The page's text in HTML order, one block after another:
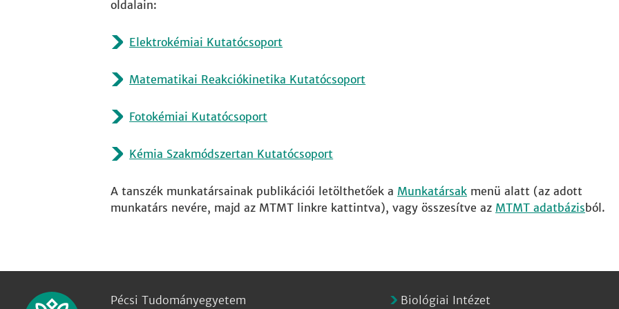
oldalain:
Elektrokémiai Kutatócsoport
Matematikai Reakciókinetika Kutatócsoport
Fotokémiai Kutatócsoport
Kémia Szakmódszertan Kutatócsoport
A tanszék munkatársainak publikációi letölthetőek a Munkatársak menü alatt (az adott
munkatárs nevére, majd az MTMT linkre kattintva), vagy összesítve az MTMT adatbázisból.
Pécsi Tudományegyetem Biológiai Intézet